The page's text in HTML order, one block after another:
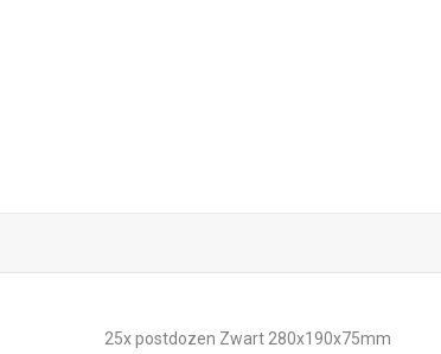
25x postdozen Zwart 280x190x75mm